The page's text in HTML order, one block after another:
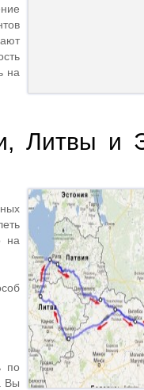
на
Литвы и
на
по
Вы